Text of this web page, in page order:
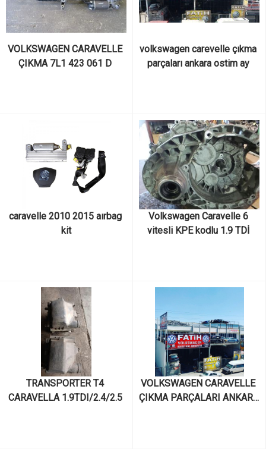
VOLKSWAGEN CARAVELLE
ÇIKMA 7L1 423 061 D
volkswagen carevelle çıkma
parçaları ankara ostim ay
caravelle 2010 2015 aırbag
kit
Volkswagen Caravelle 6
vitesli KPE kodlu 1.9 TDİ
TRANSPORTER T4
CARAVELLA 1.9TDI/2.4/2.5
VOLKSWAGEN CARAVELLE
ÇIKMA PARÇALARI ANKARA